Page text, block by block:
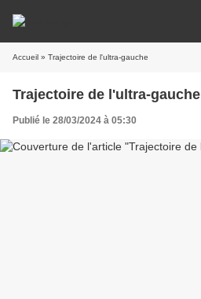
Accueil » Trajectoire de l'ultra-gauche
Trajectoire de l'ultra-gauche
Publié le 28/03/2024 à 05:30